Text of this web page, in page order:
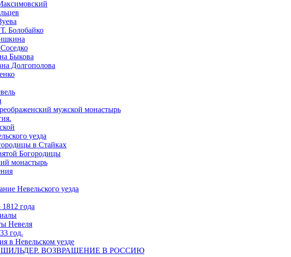
Болобайко
Быкова
Долгополова
мужской монастырь
уезда
в Стайках
Богородицы
монастырь
Невельского уезда
года
Невеля
год.
в Невельском уезде
ВОЗВРАЩЕНИЕ В РОССИЮ